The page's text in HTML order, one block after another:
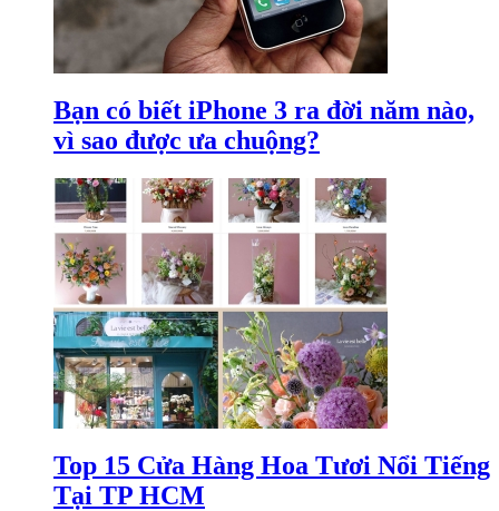
Bạn có biết iPhone 3 ra đời năm nào,
vì sao được ưa chuộng?
Top 15 Cửa Hàng Hoa Tươi Nổi Tiếng
Tại TP HCM